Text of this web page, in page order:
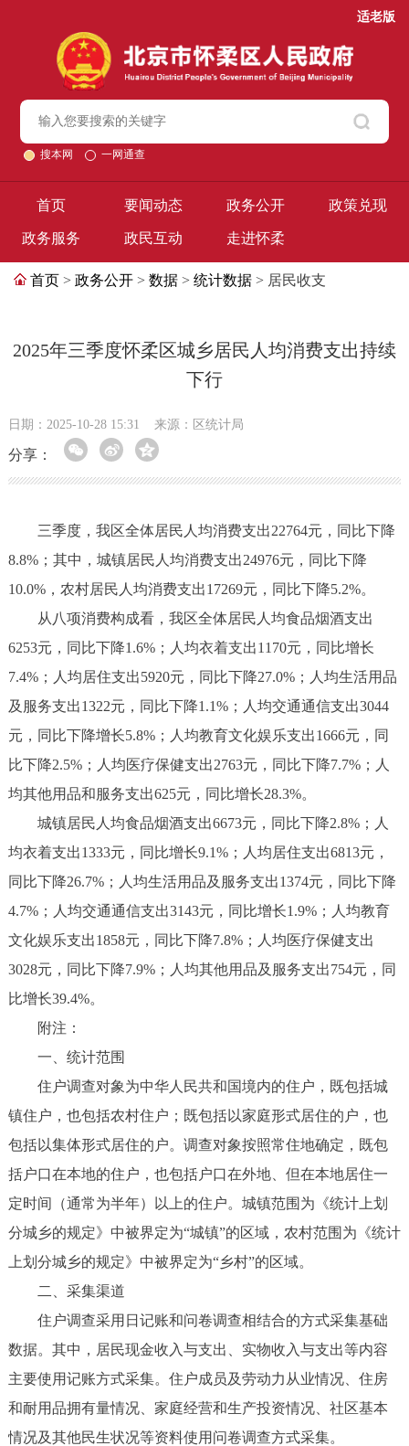
适老版
搜本网 一网通查
首页 要闻动态 政务公开 政策兑现
政务服务 政民互动 走进怀柔
首页 > 政务公开 > 数据 > 统计数据 > 居民收支
2025年三季度怀柔区城乡居民人均消费支出持续
下行
日期：2025-10-28 15:31 来源：区统计局
分享：
三季度，我区全体居民人均消费支出22764元，同比下降
8.8%；其中，城镇居民人均消费支出24976元，同比下降
10.0%，农村居民人均消费支出17269元，同比下降5.2%。
从八项消费构成看，我区全体居民人均食品烟酒支出
6253元，同比下降1.6%；人均衣着支出1170元，同比增长
7.4%；人均居住支出5920元，同比下降27.0%；人均生活用品
及服务支出1322元，同比下降1.1%；人均交通通信支出3044
元，同比下降增长5.8%；人均教育文化娱乐支出1666元，同
比下降2.5%；人均医疗保健支出2763元，同比下降7.7%；人
均其他用品和服务支出625元，同比增长28.3%。
城镇居民人均食品烟酒支出6673元，同比下降2.8%；人
均衣着支出1333元，同比增长9.1%；人均居住支出6813元，
同比下降26.7%；人均生活用品及服务支出1374元，同比下降
4.7%；人均交通通信支出3143元，同比增长1.9%；人均教育
文化娱乐支出1858元，同比下降7.8%；人均医疗保健支出
3028元，同比下降7.9%；人均其他用品及服务支出754元，同
比增长39.4%。
附注：
一、统计范围
住户调查对象为中华人民共和国境内的住户，既包括城
镇住户，也包括农村住户；既包括以家庭形式居住的户，也
包括以集体形式居住的户。调查对象按照常住地确定，既包
括户口在本地的住户，也包括户口在外地、但在本地居住一
定时间（通常为半年）以上的住户。城镇范围为《统计上划
分城乡的规定》中被界定为“城镇”的区域，农村范围为《统计
上划分城乡的规定》中被界定为“乡村”的区域。
二、采集渠道
住户调查采用日记账和问卷调查相结合的方式采集基础
数据。其中，居民现金收入与支出、实物收入与支出等内容
主要使用记账方式采集。住户成员及劳动力从业情况、住房
和耐用品拥有量情况、家庭经营和生产投资情况、社区基本
情况及其他民生状况等资料使用问卷调查方式采集。